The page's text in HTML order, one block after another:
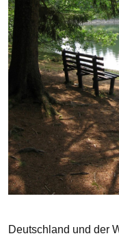
Deutschland und der